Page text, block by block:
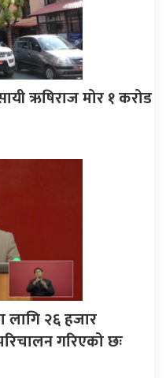
ऋषिराज मोर १ करोड
लागि २६ हजार
गरिएको छः